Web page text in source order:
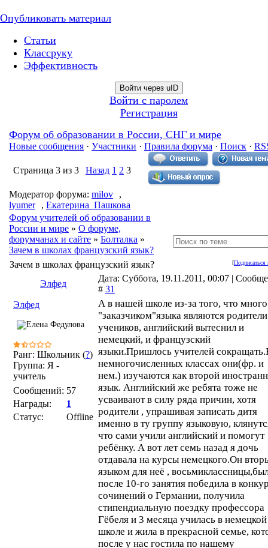
Опубликовать материал
Статьи
Классруку
Эффективность
Войти через uID
Войти с паролем
Регистрация
Форум об образовании в России, СНГ и мире
Новые сообщения · Участники · Правила форума · Поиск ·
Страница 3 из 3 Назад 1 2 3
Модератор форума: milov
,
lyumer
, Екатерина_Пашкова
Форум учителей об образовании в
России и мире » О форуме,
форумчанах и сайте » Болталка »
Зачем в школах французский язык?
[Подписаться
Зачем в школах французский язык?
Элфед
Дата: Суббота, 19.11.2011, 00:07 |
# 31
Элфед
Ранг: Школьник (?)
Группа: Я -
учитель
Сообщений: 57
Награды:
1
Статус:
Offline
А в нашей школе из-за того, что много
"заказчиком"языка являются родители
учеников, английский вытеснил и
немецкий, и французский
языки.Пришлось учителей
немногочисленных классах они(фр. и
нем.) изучаются как второй
язык. Английский же ребята тоже не
усваивают в силу ряда причин, хотя
родители , упрашивая записать дитя
именно в ту группу языковую,
что сами учили английский и помогут
ребёнку. А вот лет семь назад я дочь
отдавала на курсы немецкого.Он
языком для неё ,
после 10-го занятия победила в
сочинений о Германии, получила
стипендиальную поездку профессора
Гёбеля и 3 месяца училась в немецкой
школе и жила в прекрасной семье,
после у нас гостила по нашему